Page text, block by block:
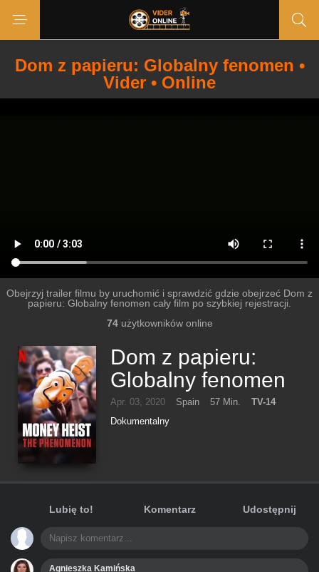
Dom z papieru: Globalny fenomen •
Vider • Online
Obejrzyj trailer filmu by uruchomić i sprawdzić gdzie obejrzeć Dom z
papieru: Globalny fenomen cały film po szybkiej rejestracji.
74użytkowników online
Dom z papieru:
Globalny fenomen
Apr. 03, 2020 Spain 57 Min.
TV-14
Dokumentalny
Lubię to! Komentarz Udostępnij
Agnieszka Kamińska